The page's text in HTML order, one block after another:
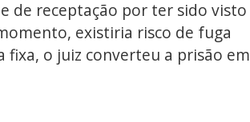
de receptação por ter sido visto
existiria risco de fuga
fixa, o juiz converteu a prisão em